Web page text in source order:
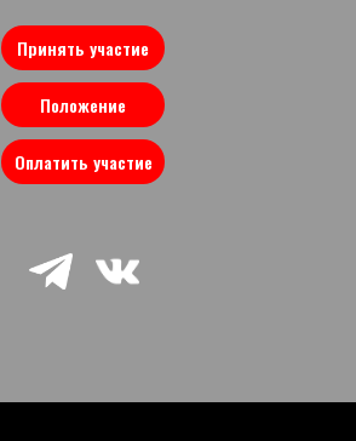
Принять участие
Положение
Оплатить участие